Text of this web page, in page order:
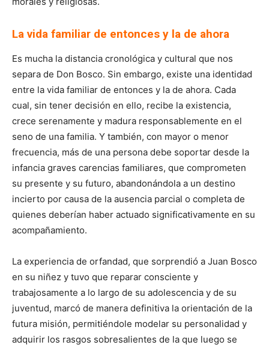
La vida familiar de entonces y la de ahora
Es mucha la distancia cronológica y cultural que nos
separa de Don Bosco. Sin embargo, existe una identidad
entre la vida familiar de entonces y la de ahora. Cada
cual, sin tener decisión en ello, recibe la existencia,
crece serenamente y madura responsablemente en el
seno de una familia. Y también, con mayor o menor
frecuencia, más de una persona debe soportar desde la
infancia graves carencias familiares, que comprometen
su presente y su futuro, abandonándola a un destino
incierto por causa de la ausencia parcial o completa de
quienes deberían haber actuado significativamente en su
acompañamiento.
La experiencia de orfandad, que sorprendió a Juan Bosco
en su niñez y tuvo que reparar consciente y
trabajosamente a lo largo de su adolescencia y de su
juventud, marcó de manera definitiva la orientación de la
futura misión, permitiéndole modelar su personalidad y
adquirir los rasgos sobresalientes de la que luego se